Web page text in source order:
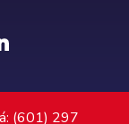
(601) 297